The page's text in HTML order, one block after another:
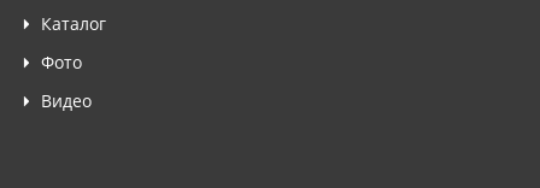
Каталог
Фото
Видео